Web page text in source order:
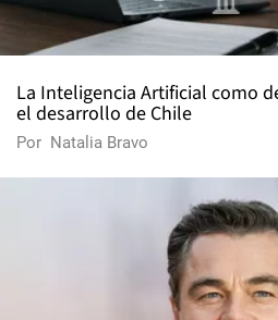
La Inteligencia Artificial como
el desarrollo de Chile
Por Natalia Bravo